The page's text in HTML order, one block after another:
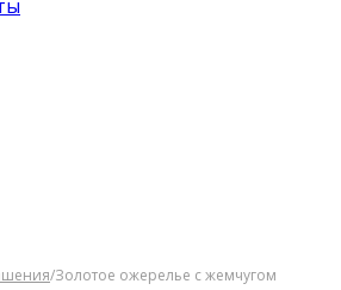
/Золотое ожерелье с жемчугом